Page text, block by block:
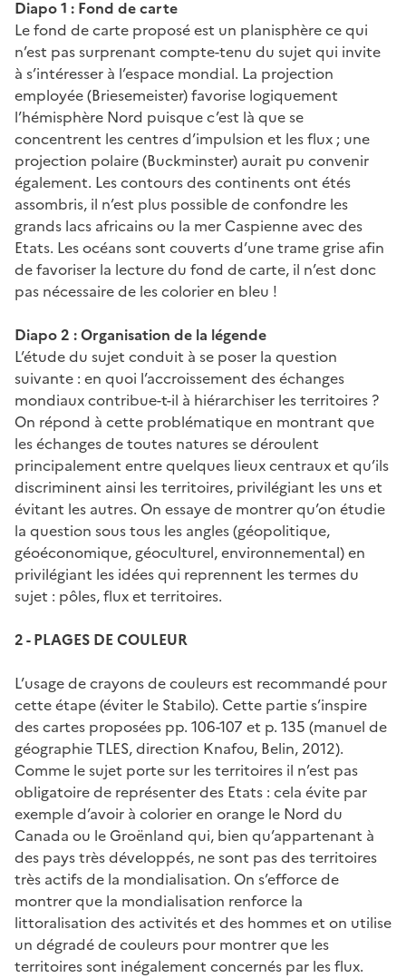
Diapo 1 : Fond de carte
Le fond de carte proposé est un planisphère ce qui
n’est pas surprenant compte-tenu du sujet qui invite
à s’intéresser à l’espace mondial. La projection
employée (Briesemeister) favorise logiquement
l’hémisphère Nord puisque c’est là que se
concentrent les centres d’impulsion et les flux ; une
projection polaire (Buckminster) aurait pu convenir
également. Les contours des continents ont étés
assombris, il n’est plus possible de confondre les
grands lacs africains ou la mer Caspienne avec des
Etats. Les océans sont couverts d’une trame grise afin
de favoriser la lecture du fond de carte, il n’est donc
pas nécessaire de les colorier en bleu !
Diapo 2 : Organisation de la légende
L’étude du sujet conduit à se poser la question
suivante : en quoi l’accroissement des échanges
mondiaux contribue-t-il à hiérarchiser les territoires ?
On répond à cette problématique en montrant que
les échanges de toutes natures se déroulent
principalement entre quelques lieux centraux et qu’ils
discriminent ainsi les territoires, privilégiant les uns et
évitant les autres. On essaye de montrer qu’on étudie
la question sous tous les angles (géopolitique,
géoéconomique, géoculturel, environnemental) en
privilégiant les idées qui reprennent les termes du
sujet : pôles, flux et territoires.
2 - PLAGES DE COULEUR
L’usage de crayons de couleurs est recommandé pour
cette étape (éviter le Stabilo). Cette partie s’inspire
des cartes proposées pp. 106-107 et p. 135 (manuel de
géographie TLES, direction Knafou, Belin, 2012).
Comme le sujet porte sur les territoires il n’est pas
obligatoire de représenter des Etats : cela évite par
exemple d’avoir à colorier en orange le Nord du
Canada ou le Groënland qui, bien qu’appartenant à
des pays très développés, ne sont pas des territoires
très actifs de la mondialisation. On s’efforce de
montrer que la mondialisation renforce la
littoralisation des activités et des hommes et on utilise
un dégradé de couleurs pour montrer que les
territoires sont inégalement concernés par les flux.